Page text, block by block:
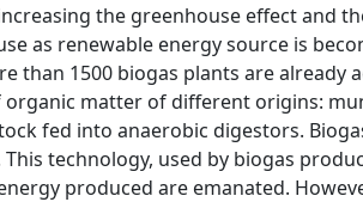
the greenhouse effect and
as renewable energy source is
than 1500 biogas plants are already
matter of different origins:
fed into anaerobic digestors.
This technology, used by biogas
produced are emanated.